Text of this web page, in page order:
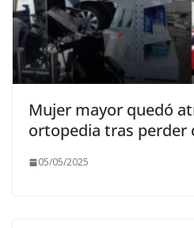
Mujer mayor quedó
ortopedia tras perder
05/05/2025